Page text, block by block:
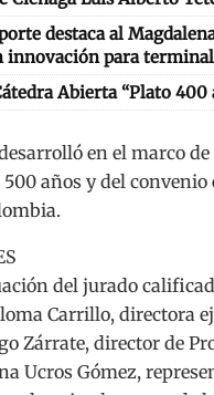
destaca al
innovación para
Abierta “Plato 400
en el marco
años y del convenio
del jurado
Carrillo, directora
Zárrate, director de
Ucros Gómez,